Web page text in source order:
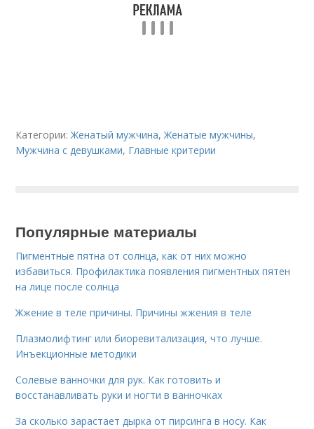
Категории:Женатый мужчина,Женатые мужчины,
Мужчина с девушками, Главные критерии
Популярные материалы
Пигментные пятна от солнца, как от них можно
избавиться. Профилактика появления пигментных пятен
на лице после солнца
Жжение в теле причины. Причины жжения в теле
Плазмолифтинг или биоревитализация, что лучше.
Инъекционные методики
Солевые ванночки для рук. Как готовить и
восстанавливать руки и ногти в ванночках
За сколько зарастает дырка от пирсинга в носу. Как